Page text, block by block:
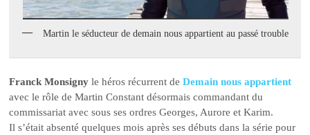
Martin le séducteur de demain nous appartient au passé trouble
Franck Monsigny le héros récurrent deDemain nous appartient
avec le rôle de Martin Constant désormais commandant du
commissariat avec sous ses ordres Georges, Aurore et Karim.
Il s’était absenté quelques mois après ses débuts dans la série pour